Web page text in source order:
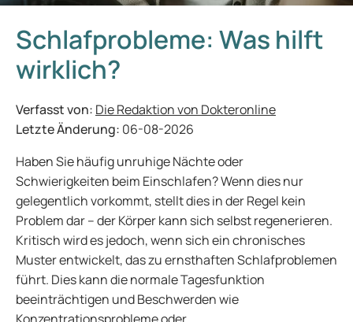
Schlafprobleme: Was hilft
wirklich?
Verfasst von: Die Redaktion von Dokteronline
Letzte Änderung: 06-08-2026
Haben Sie häufig unruhige Nächte oder
Schwierigkeiten beim Einschlafen? Wenn dies nur
gelegentlich vorkommt, stellt dies in der Regel kein
Problem dar – der Körper kann sich selbst regenerieren.
Kritisch wird es jedoch, wenn sich ein chronisches
Muster entwickelt, das zu ernsthaften Schlafproblemen
führt. Dies kann die normale Tagesfunktion
beeinträchtigen und Beschwerden wie